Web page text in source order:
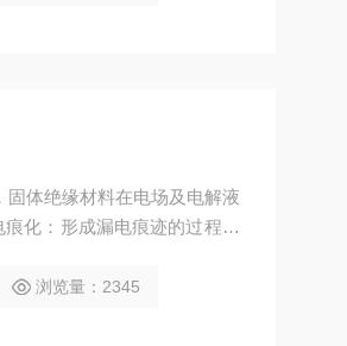
体绝缘材料在电场及电解液
化：形成漏电痕迹的过程为
是否超过1A，从而判断固体
浏览量：2345